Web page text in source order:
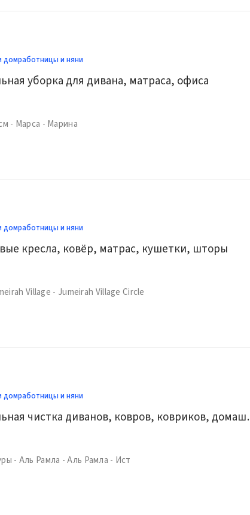
домработницы и няни
уборка для дивана, матраса, офиса
- Марса - Марина
домработницы и няни
кресла, ковёр, матрас, кушетки, шторы
Village - Jumeirah Village Circle
домработницы и няни
- Аль Рамла - Аль Рамла - Ист